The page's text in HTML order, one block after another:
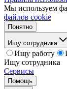
Мы используем
файлов cookie
Понятно
Ищу сотрудника
Ищу работу
Ищу сотрудника
Сервисы
Помощь